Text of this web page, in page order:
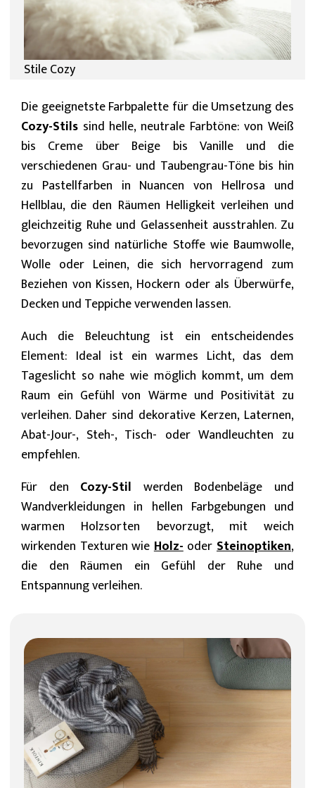
Stile Cozy
Die geeignetste Farbpalette für die Umsetzung des
Cozy-Stils sind helle, neutrale Farbtöne: von Weiß
bis Creme über Beige bis Vanille und die
verschiedenen Grau- und Taubengrau-Töne bis hin
zu Pastellfarben in Nuancen von Hellrosa und
Hellblau, die den Räumen Helligkeit verleihen und
gleichzeitig Ruhe und Gelassenheit ausstrahlen. Zu
bevorzugen sind natürliche Stoffe wie Baumwolle,
Wolle oder Leinen, die sich hervorragend zum
Beziehen von Kissen, Hockern oder als Überwürfe,
Decken und Teppiche verwenden lassen.
Auch die Beleuchtung ist ein entscheidendes
Element: Ideal ist ein warmes Licht, das dem
Tageslicht so nahe wie möglich kommt, um dem
Raum ein Gefühl von Wärme und Positivität zu
verleihen. Daher sind dekorative Kerzen, Laternen,
Abat-Jour-, Steh-, Tisch- oder Wandleuchten zu
empfehlen.
Für den Cozy-Stil werden Bodenbeläge und
Wandverkleidungen in hellen Farbgebungen und
warmen Holzsorten bevorzugt, mit weich
wirkenden Texturen wieHolz-oderSteinoptiken,
die den Räumen ein Gefühl der Ruhe und
Entspannung verleihen.